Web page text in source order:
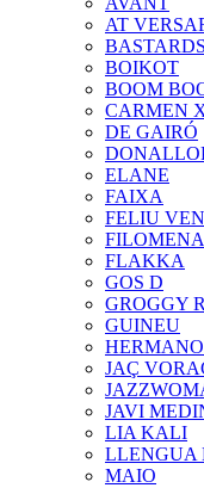
AT
BASTARDS
BOIKOT
BOOM
CARMEN
DE GAIRÓ
ELANE
FAIXA
FELIU
FILOMENA
FLAKKA
GOS D
GROGGY
GUINEU
JAÇ
JAVI
LIA KALI
LLENGUA
MAIO